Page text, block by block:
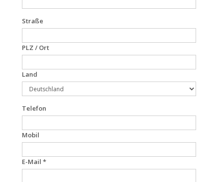
Straße
PLZ / Ort
Land
Telefon
Mobil
E-Mail *